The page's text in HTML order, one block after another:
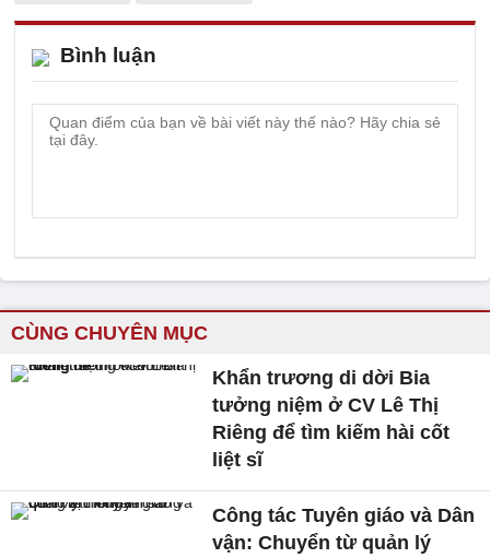
Bình luận
CÙNG CHUYÊN MỤC
Khẩn trương di dời Bia
tưởng niệm ở CV Lê Thị
Riêng để tìm kiếm hài cốt
liệt sĩ
Công tác Tuyên giáo và Dân
vận: Chuyển từ quản lý